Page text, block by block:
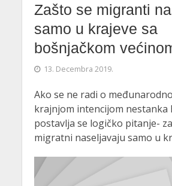
Zašto se migranti
samo u krajeve sa
bošnjačkom
13. Decembra 2019.
Ako se ne radi o
krajnjom intencijom nestanka
postavlja se logičko pitanje-
migratni naseljavaju samo u